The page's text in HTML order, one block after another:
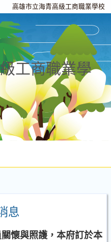
高雄市立海青高級工商職業學校
工商職業學
息
懷與照護，本府訂於本